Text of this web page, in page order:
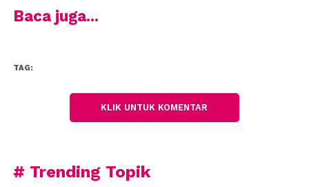
merupakan perwujudan dari kewajiban kenegaraan
dan peran serta wajib pajak secara langsung dan
“Saya menargetkan dengan kerja sama ini akan
meningkatkan penghasilan PAD Kota Bekasi,” kata
menaikkan take home pay bagi para pemangku
Baca juga...
TAG:
KLIK UNTUK KOMENTAR
# Trending Topik